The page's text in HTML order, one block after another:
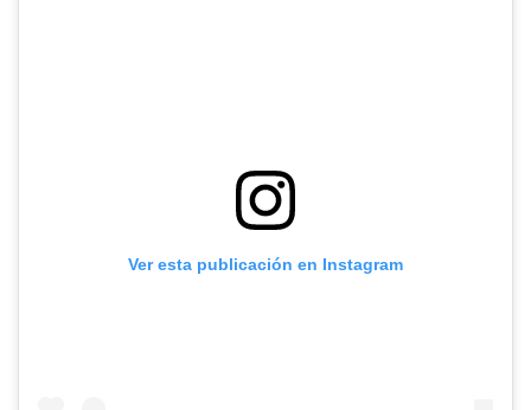
Ver esta publicación en Instagram